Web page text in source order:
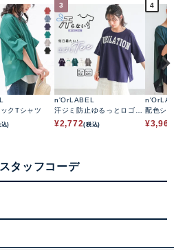
クTシャツ
)
3
n'OrLABEL
汗ジミ防止ゆるっとロゴT
シャツ
¥2,772(税込)
4
配色シ
ップス
¥3,960
タッフコーデ